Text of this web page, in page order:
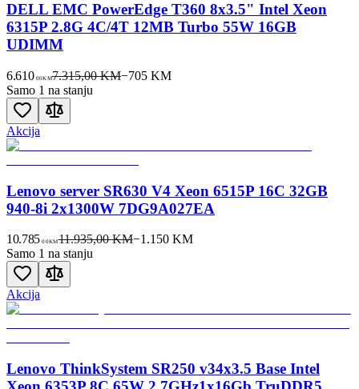
DELL EMC PowerEdge T360 8x3.5" Intel Xeon
6315P 2.8G 4C/4T 12MB Turbo 55W 16GB
UDIMM
6.610 00KM7.315,00 KM−705KM
Samo 1 na stanju
Akcija
Lenovo server SR630 V4 Xeon 6515P 16C 32GB
940-8i 2x1300W 7DG9A027EA
10.785 00KM11.935,00 KM−1.150KM
Samo 1 na stanju
Akcija
Lenovo ThinkSystem SR250 v34x3.5 Base Intel